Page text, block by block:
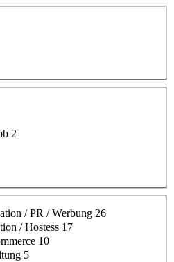
2
/ PR / Werbung 26
/ Hostess 17
10
5